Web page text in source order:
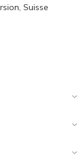
Suisse